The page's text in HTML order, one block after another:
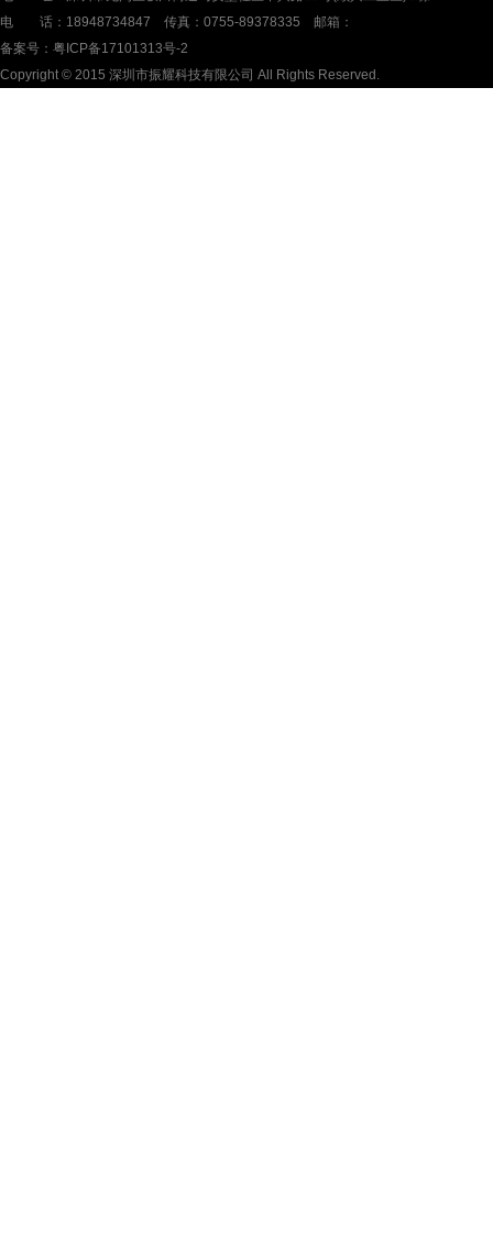
电 话：18948734847 传真：0755-89378335 邮箱：
备案号： 粤ICP备17101313号-2
Copyright © 2015 深圳市振耀科技有限公司 All Rights Reserved.